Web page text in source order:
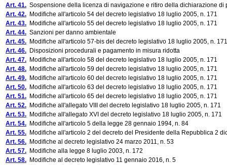
Art. 41. Sospensione della licenza di navigazione e ritiro della dichiarazione di
Art. 42. Modifiche all'articolo 54 del decreto legislativo 18 luglio 2005, n. 171
Art. 43. Modifiche all'articolo 55 del decreto legislativo 18 luglio 2005, n. 171
Art. 44. Sanzioni per danno ambientale
Art. 45. Modifiche all'articolo 57-bis del decreto legislativo 18 luglio 2005, n. 171
Art. 46. Disposizioni procedurali e pagamento in misura ridotta
Art. 47. Modifiche all'articolo 58 del decreto legislativo 18 luglio 2005, n. 171
Art. 48. Modifiche all'articolo 59 del decreto legislativo 18 luglio 2005, n. 171
Art. 49. Modifiche all'articolo 60 del decreto legislativo 18 luglio 2005, n. 171
Art. 50. Modifiche all'articolo 63 del decreto legislativo 18 luglio 2005, n. 171
Art. 51. Modifiche all'articolo 65 del decreto legislativo 18 luglio 2005, n. 171
Art. 52. Modifiche all'allegato VIII del decreto legislativo 18 luglio 2005, n. 171
Art. 53. Modifiche all'allegato XVI del decreto legislativo 18 luglio 2005, n. 171
Art. 54. Modifiche all'articolo 5 della legge 28 gennaio 1994, n. 84
Art. 55. Modifiche all'articolo 2 del decreto del Presidente della Repubblica 2
Art. 56. Modifiche al decreto legislativo 24 marzo 2011, n. 53
Art. 57. Modifiche alla legge 8 luglio 2003, n. 172
Art. 58. Modifiche al decreto legislativo 11 gennaio 2016, n. 5